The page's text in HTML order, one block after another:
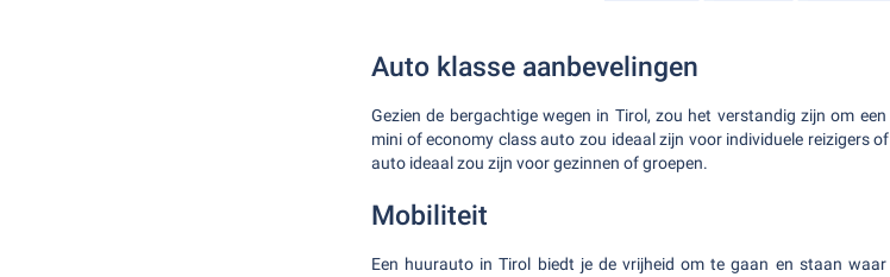
Auto klasse aanbevelingen
Gezien de bergachtige wegen in Tirol, zou het verstandig zijn om
mini of economy class auto zou ideaal zijn voor individuele reizigers
auto ideaal zou zijn voor gezinnen of groepen.
Mobiliteit
Een huurauto in Tirol biedt je de vrijheid om te gaan en staan